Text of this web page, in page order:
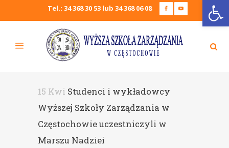
Tel.: 34 368 30 53 lub 34 368 06 08
15 Kwi Studenci i wykładowcy
Wyższej Szkoły Zarządzania w
Częstochowie uczestniczyli w
Marszu Nadziei